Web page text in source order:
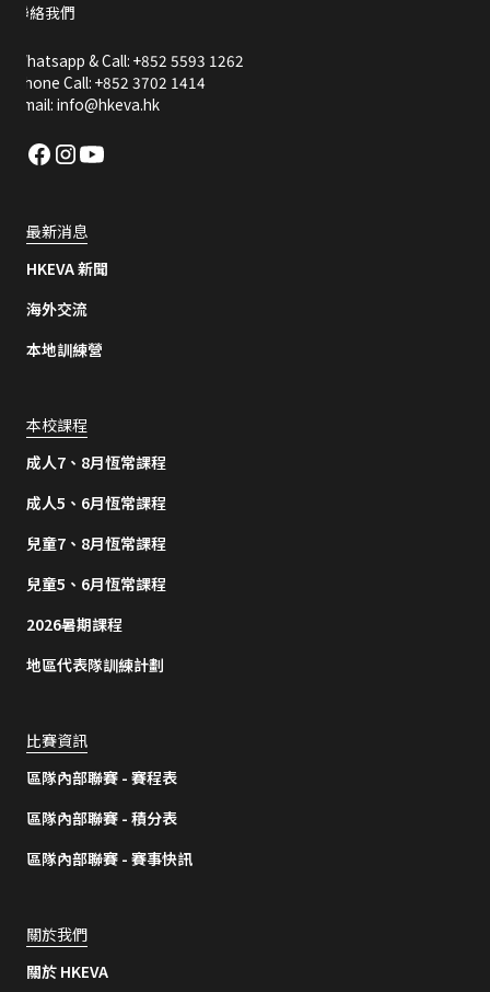
聯絡我們
Whatsapp & Call: +852 5593 1262
Phone Call: +852 3702 1414
Email: info@hkeva.hk
最新消息
HKEVA 新聞
海外交流
本地訓練營
本校課程
成人7、8月恆常課程
成人5、6月恆常課程
兒童7、8月恆常課程
兒童5、6月恆常課程
2026暑期課程
地區代表隊訓練計劃
比賽資訊
區隊內部聯賽 - 賽程表
區隊內部聯賽 - 積分表
區隊內部聯賽 - 賽事快訊
關於我們
關於 HKEVA